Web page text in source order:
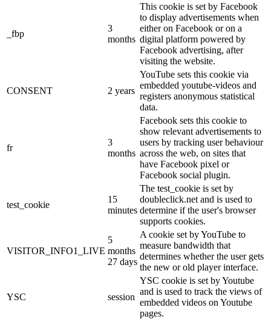
_fbp
3
months
This cookie is set by Facebook
to display advertisements when
either on Facebook or on a
digital platform powered by
Facebook advertising, after
visiting the website.
CONSENT 2 years
YouTube sets this cookie via
embedded youtube-videos and
registers anonymous statistical
data.
fr
3
months
Facebook sets this cookie to
show relevant advertisements to
users by tracking user behaviour
across the web, on sites that
have Facebook pixel or
Facebook social plugin.
test_cookie
15
minutes
The test_cookie is set by
doubleclick.net and is used to
determine if the user's browser
supports cookies.
VISITOR_INFO1_LIVE
5
months
27 days
A cookie set by YouTube to
measure bandwidth that
determines whether the user gets
the new or old player interface.
YSC session
YSC cookie is set by Youtube
and is used to track the views of
embedded videos on Youtube
pages.